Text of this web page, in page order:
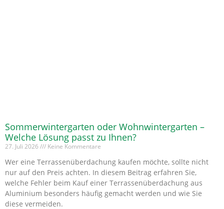
Sommerwintergarten oder Wohnwintergarten –
Welche Lösung passt zu Ihnen?
27. Juli 2026 Keine Kommentare
Wer eine Terrassenüberdachung kaufen möchte, sollte nicht
nur auf den Preis achten. In diesem Beitrag erfahren Sie,
welche Fehler beim Kauf einer Terrassenüberdachung aus
Aluminium besonders häufig gemacht werden und wie Sie
diese vermeiden.